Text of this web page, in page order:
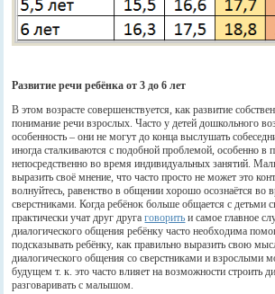
Развитие речи ребёнка от 3 до 6 лет
В этом возрасте совершенствуется, как развитие
понимание речи взрослых. Часто у детей дошкольного
особенность – они не могут до конца выслушать
иногда сталкиваются с подобной проблемой, особенно в
непосредственно во время индивидуальных занятий.
выразить своё мнение, что часто просто не может это
волнуйтесь, равенство в общении хорошо осознаётся во
сверстниками. Когда ребёнок больше общается с детьми
практически учат друг другаговорить и самое главное
диалогического общения ребёнку часто необходима
подсказывать ребёнку, как правильно выразить свою
диалогического общения со сверстниками и взрослыми
будущем т. к. это часто влияет на возможности строить
разговаривать с малышом.